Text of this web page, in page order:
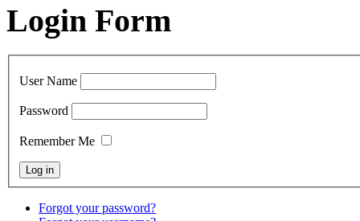
Login Form
User Name
Password
Remember Me
Forgot your password?